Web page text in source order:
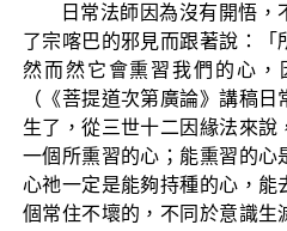
日常法師因為沒有開悟
了宗喀巴的邪見而跟著說：「
然而然它會熏習我們的心，
（《菩提道次第廣論》講稿
生了，從三世十二因緣法來說
一個所熏習的心；能熏習的心
心祂一定是能夠持種的心，能
個常住不壞的，不同於意識生